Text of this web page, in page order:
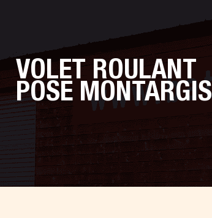
VOLET ROULANT
POSE MONTARGIS